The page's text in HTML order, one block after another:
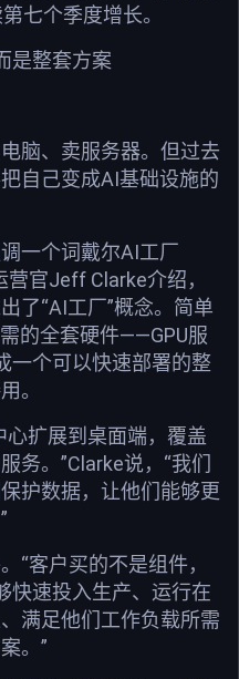
七个季度增长。
是整套方案
脑、卖服务器。但过去
自己变成AI基础设施的
一个词戴尔AI工厂
营官Jeff Clarke介绍，
了“AI工厂”概念。简单
的全套硬件——GPU服
个可以快速部署的整
。
心扩展到桌面端，覆盖
务。”Clarke说，“我们
护数据，让他们能够更
“客户买的不是组件，
速投入生产、运行在
满足他们工作负载所需
。”